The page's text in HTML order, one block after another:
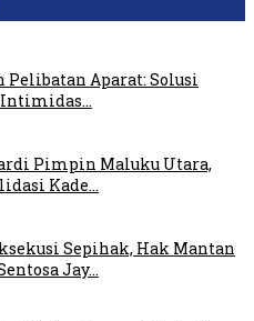
Pelibatan Aparat: Solusi
Intimidas…
Pimpin Maluku Utara,
Kade…
Sepihak, Hak Mantan
Jay…